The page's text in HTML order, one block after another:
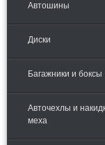
Автошины
Диски
Багажники и боксы
Авточехлы и
меха